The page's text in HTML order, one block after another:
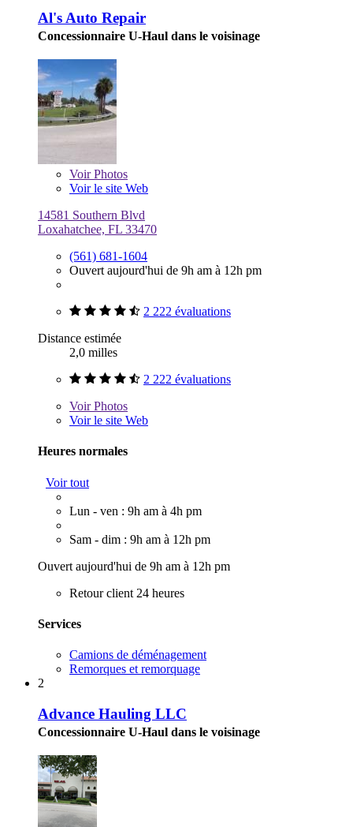
Al's Auto Repair
Concessionnaire U-Haul dans le voisinage
VoirPhotos
Voir le site Web
14581 Southern Blvd
Loxahatchee, FL 33470
(561) 681-1604
Ouvert aujourd'hui de 9h am à 12h pm
2 222 évaluations
Distance estimée
2,0 milles
2 222 évaluations
VoirPhotos
Voir le site Web
Heures normales
Voir tout
Lun - ven : 9h am à 4h pm
Sam - dim : 9h am à 12h pm
Ouvert aujourd'hui de 9h am à 12h pm
Retour client 24 heures
Services
Camions de déménagement
Remorques et remorquage
2
Advance Hauling LLC
Concessionnaire U-Haul dans le voisinage